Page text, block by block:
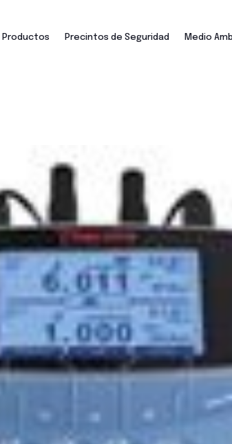
Productos Precintos de Seguridad Medio